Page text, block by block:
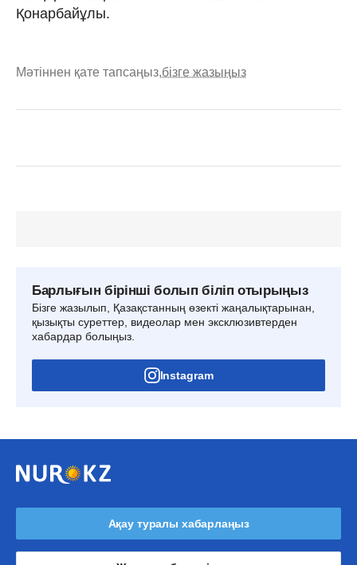
Қонарбайұлы.
Мәтіннен қате тапсаңыз,бізге жазыңыз
Барлығын бірінші болып біліп отырыңыз
Бізге жазылып, Қазақстанның өзекті жаңалықтарынан,
қызықты суреттер, видеолар мен эксклюзивтерден
хабардар болыңыз.
Instagram
Ақау туралы хабарлаңыз